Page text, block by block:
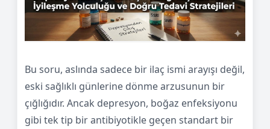
Bu soru, aslında sadece bir ilaç ismi arayışı değil,
eski sağlıklı günlerine dönme arzusunun bir
çığlığıdır. Ancak depresyon, boğaz enfeksiyonu
gibi tek tip bir antibiyotikle geçen standart bir